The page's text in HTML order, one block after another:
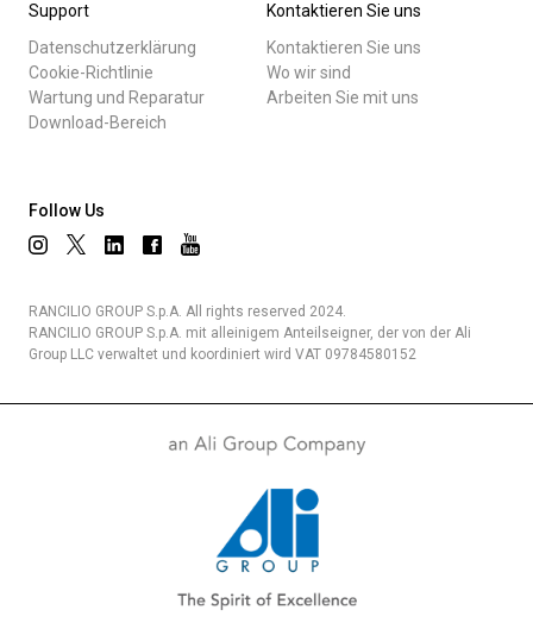
Support
Datenschutzerklärung
Cookie-Richtlinie
Wartung und Reparatur
Download-Bereich
Kontaktieren Sie uns
Kontaktieren Sie uns
Wo wir sind
Arbeiten Sie mit uns
Follow Us
RANCILIO GROUP S.p.A. All rights reserved 2024.
RANCILIO GROUP S.p.A. mit alleinigem Anteilseigner, der von der Ali
Group LLC verwaltet und koordiniert wird VAT 09784580152